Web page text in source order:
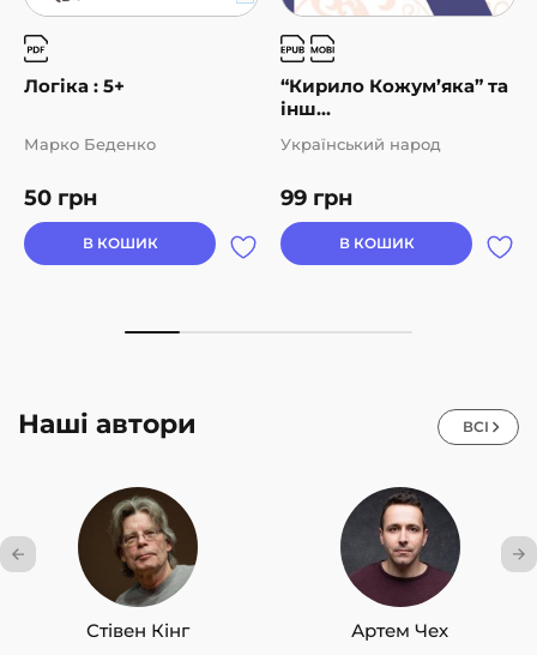
Логіка : 5+
50 грн
Марко Беденко
В КОШИК
“Кирило Кожум’яка” та
інш...
99 грн
Український народ
В КОШИК
Наші автори ВСІ
Стівен Кінг Артем Чех